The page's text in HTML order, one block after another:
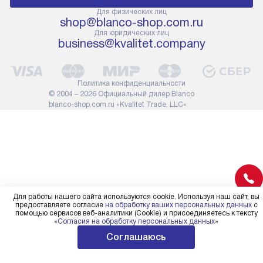
прибора не позволяют его
проходу через дверной проем,
сотрудники транспортной
службы не имеют права
или другие выступающие
элементы, так как это может
повлиять на гарантийное
обслуживание в будущем.
расходных
требуется
Для физических лиц
shop@blanco-shop.com.ru
Для юридических лиц
business@kvalitet.company
© 2004 – 2026 Официальный дилер Blanco
blanco-shop.com.ru «Kvalitet Trade, LLC»
Политика конфиденциальности
Для работы нашего сайта используются cookie. Используя наш сайт, вы
предоставляете согласие на обработку ваших персональных данныхс
помощью сервисов веб-аналитики (Cookie) и присоединяетесь к тексту
«Согласия на обработку персональных данных»
Соглашаюсь